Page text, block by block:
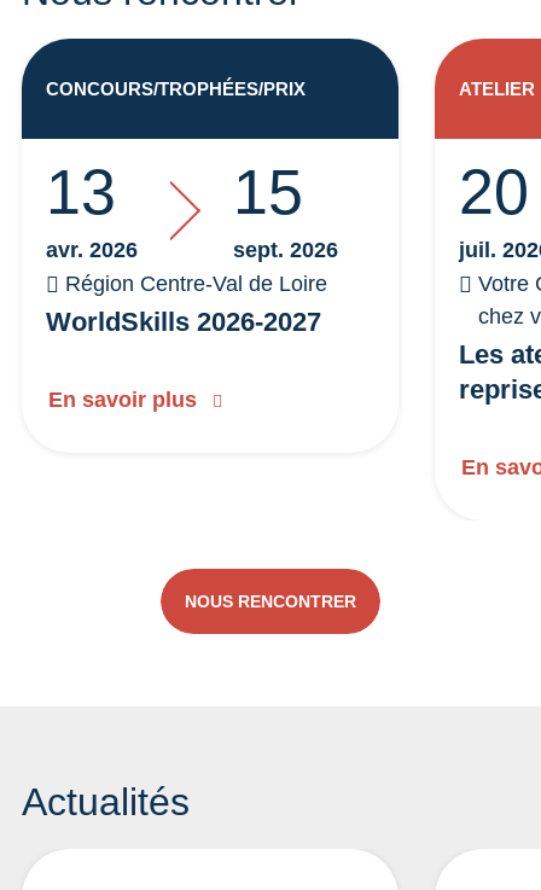
WorldSkills 2026-2027
13
avr. 2026
15
sept. 2026
Région Centre-Val de Loire
En savoir plus
CONCOURS/TROPHÉES/PRIX
Les
20
juil.
Votre
chez
En
ATELIER
NOUS RENCONTRER
Actualités